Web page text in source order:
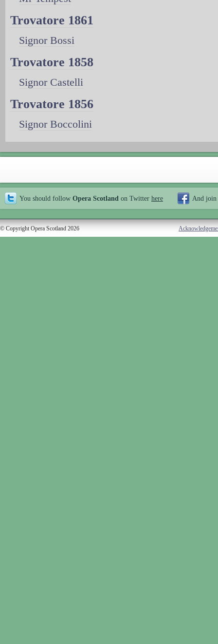
Trovatore 1861
Signor Bossi
Trovatore 1858
Signor Castelli
Trovatore 1856
Signor Boccolini
You should follow Opera Scotland on Twitter here And join
© Copyright Opera Scotland 2026